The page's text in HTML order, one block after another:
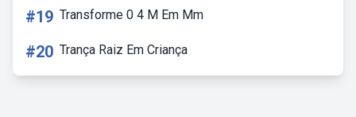
#19 Transforme 0 4 M Em Mm
#20 Trança Raiz Em Criança